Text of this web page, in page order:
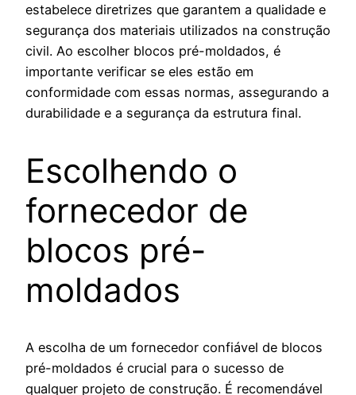
estabelece diretrizes que garantem a qualidade e
segurança dos materiais utilizados na construção
civil. Ao escolher blocos pré-moldados, é
importante verificar se eles estão em
conformidade com essas normas, assegurando a
durabilidade e a segurança da estrutura final.
Escolhendo o
fornecedor de
blocos pré-
moldados
A escolha de um fornecedor confiável de blocos
pré-moldados é crucial para o sucesso de
qualquer projeto de construção. É recomendável